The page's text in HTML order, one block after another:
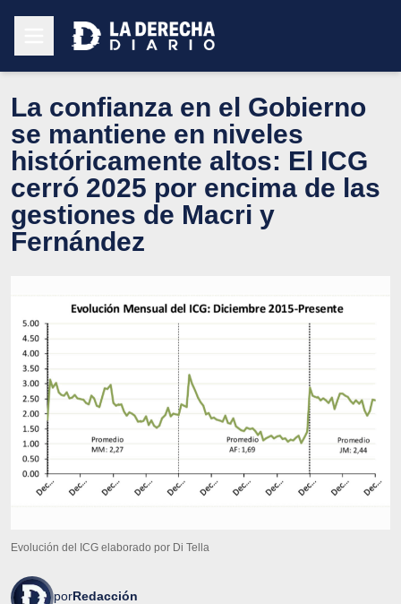
La confianza en el Gobierno
se mantiene en niveles
históricamente altos: El ICG
cerró 2025 por encima de las
gestiones de Macri y
Fernández
Evolución del ICG elaborado por Di Tella
porRedacción